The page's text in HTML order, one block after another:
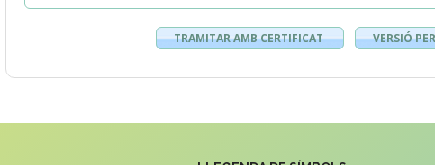
TRAMITAR AMB CERTIFICAT VERSIÓ